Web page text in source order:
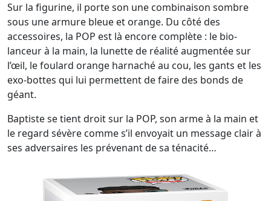
Sur la figurine, il porte son une combinaison sombre
sous une armure bleue et orange. Du côté des
accessoires, la POP est là encore complète : le bio-
lanceur à la main, la lunette de réalité augmentée sur
l’œil, le foulard orange harnaché au cou, les gants et les
exo-bottes qui lui permettent de faire des bonds de
géant.
Baptiste se tient droit sur la POP, son arme à la main et
le regard sévère comme s’il envoyait un message clair à
ses adversaires les prévenant de sa ténacité…